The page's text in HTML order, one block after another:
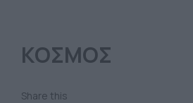
ΚΟΣΜΟΣ
Share this